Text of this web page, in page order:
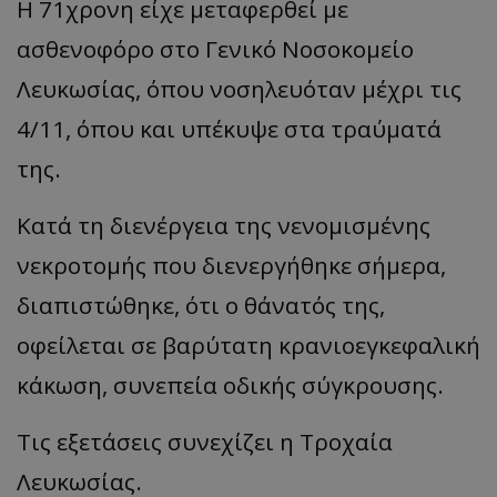
Η 71χρονη είχε μεταφερθεί με
ασθενοφόρο στο Γενικό Νοσοκομείο
Λευκωσίας, όπου νοσηλευόταν μέχρι τις
4/11, όπου και υπέκυψε στα τραύματά
της.
Κατά τη διενέργεια της νενομισμένης
νεκροτομής που διενεργήθηκε σήμερα,
διαπιστώθηκε, ότι ο θάνατός της,
οφείλεται σε βαρύτατη κρανιοεγκεφαλική
κάκωση, συνεπεία οδικής σύγκρουσης.
Τις εξετάσεις συνεχίζει η Τροχαία
Λευκωσίας.